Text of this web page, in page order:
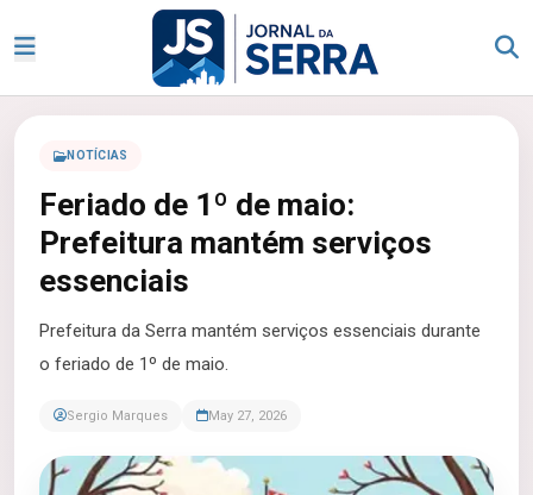
NOTÍCIAS
Feriado de 1º de maio:
Prefeitura mantém serviços
essenciais
Prefeitura da Serra mantém serviços essenciais durante
o feriado de 1º de maio.
Sergio Marques May 27, 2026